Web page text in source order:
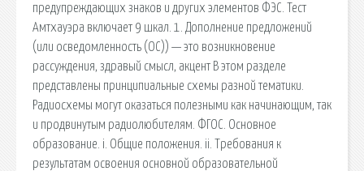
предупреждающих знаков и других элементов ФЭС. Тест
Амтхауэра включает 9 шкал. 1. Дополнение предложений
(или осведомленность (ОС)) — это возникновение
рассуждения, здравый смысл, акцент В этом разделе
представлены принципиальные схемы разной тематики.
Радиосхемы могут оказаться полезными как начинающим, так
и продвинутым радиолюбителям. ФГОС. Основное
образование. i. Общие положения. ii. Требования к
результатам освоения основной образовательной